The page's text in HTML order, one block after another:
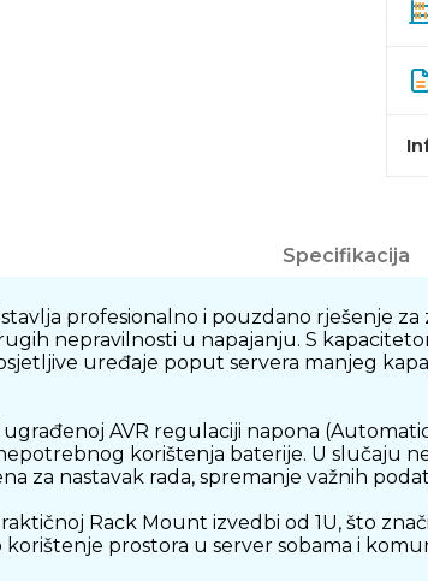
Specifikacija
profesionalno i pouzdano rješenje
nepravilnosti u napajanju. S
uređaje poput servera manjeg
AVR regulaciji napona
korištenja baterije. U slučaju
za nastavak rada, spremanje važnih
Rack Mount izvedbi od 1U, što
prostora u server sobama i